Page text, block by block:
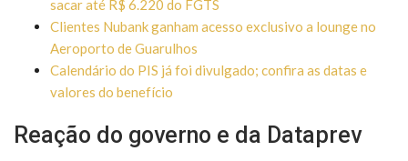
sacar até R$ 6.220 do FGTS
Clientes Nubank ganham acesso exclusivo a lounge no
Aeroporto de Guarulhos
Calendário do PIS já foi divulgado; confira as datas e
valores do benefício
Reação do governo e da Dataprev